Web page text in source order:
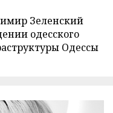
Зеленский
одесского
Одессы